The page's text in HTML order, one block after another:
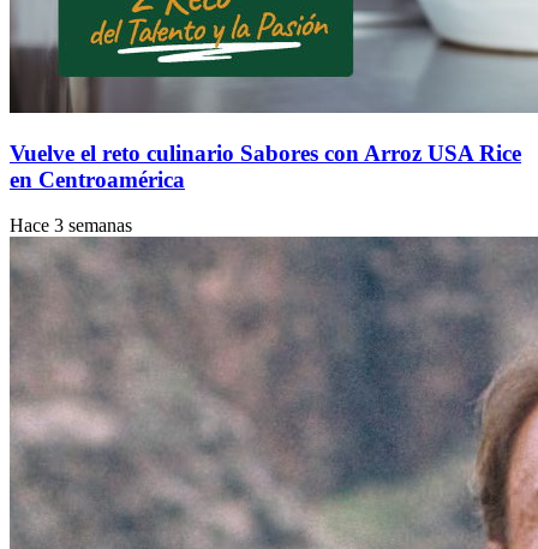
Vuelve el reto culinario Sabores con Arroz USA Rice
en Centroamérica
Hace 3 semanas